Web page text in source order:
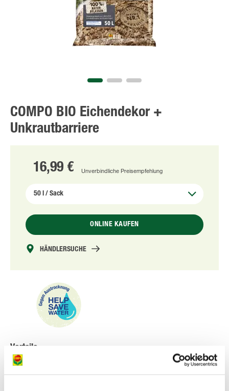
COMPO BIO Eichendekor +
Unkrautbarriere
16,99 € Unverbindliche Preisempfehlung
ONLINE KAUFEN
HÄNDLERSUCHE
Vorteile
hochwertige, naturbelassene Eichendekor-Chips